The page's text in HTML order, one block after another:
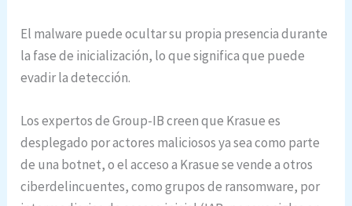
El malware puede ocultar su propia presencia durante
la fase de inicialización, lo que significa que puede
evadir la detección.
Los expertos de Group-IB creen que Krasue es
desplegado por actores maliciosos ya sea como parte
de una botnet, o el acceso a Krasue se vende a otros
ciberdelincuentes, como grupos de ransomware, por